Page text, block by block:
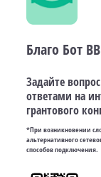
Благо Бот ВВ
Задайте
ответами на
грантового
*При возникновении
альтернативного
способов подключения.